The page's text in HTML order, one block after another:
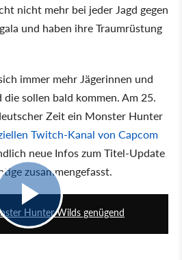
nicht mehr bei jeder Jagd gegen
und haben ihre Traumrüstung
immer mehr Jägerinnen und
die sollen bald kommen. Am 25.
Zeit ein Monster Hunter
Twitch-Kanal von Capcom
neue Infos zum Titel-Update
zusammengefasst.
Hunter Wilds genügend